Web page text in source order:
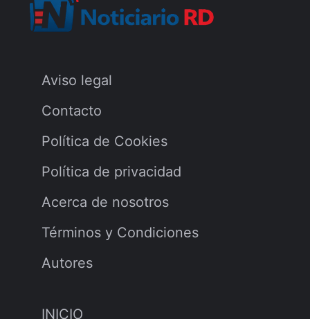
Aviso legal
Contacto
Política de Cookies
Política de privacidad
Acerca de nosotros
Términos y Condiciones
Autores
INICIO